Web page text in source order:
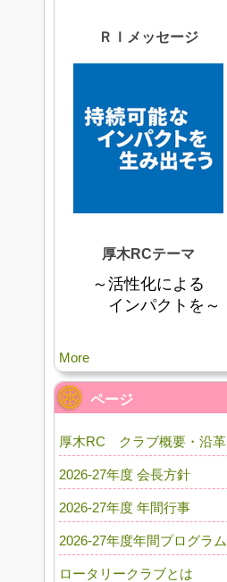
ＲＩメッセージ
厚木RCテーマ
～活性化による
インパクトを～
More
ページ
厚木RC クラブ概要・沿革
2026-27年度 会長方針
2026-27年度 年間行事
2026-27年度年間プログラム
ロータリークラブとは